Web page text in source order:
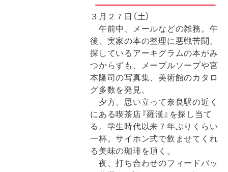
３月２７日（土）
午前中、メールなどの雑務。午
後、実家の本の整理に悪戦苦闘。
探しているアーキグラムの本がみ
つからずも、メープルソープや宮
本隆司の写真集、美術館のカタロ
グ多数を発見。
夕方、思い立って奈良駅の近く
にある喫茶店『羅漢』を探し当て
る。学生時代以来７年ぶりくらい
一杯。サイホン式で飲ませてくれ
る美味の珈琲を頂く。
夜、打ち合わせのフィードバッ